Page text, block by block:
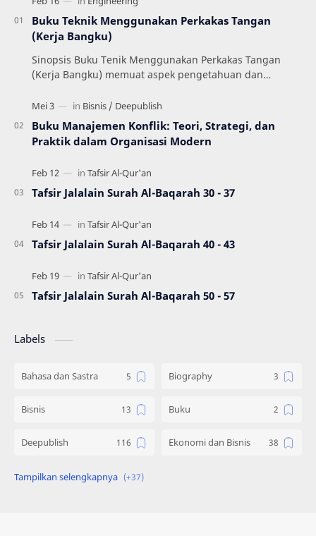
Buku Teknik Menggunakan Perkakas Tangan
(Kerja Bangku)
Sinopsis Buku Tenik Menggunakan Perkakas Tangan
(Kerja Bangku) memuat aspek pengetahuan dan
mengacu pada …
Buku Manajemen Konflik: Teori, Strategi, dan
Praktik dalam Organisasi Modern
Tafsir Jalalain Surah Al-Baqarah 30 - 37
Tafsir Jalalain Surah Al-Baqarah 40 - 43
Tafsir Jalalain Surah Al-Baqarah 50 - 57
Labels
Bahasa dan Sastra Biography
Bisnis Buku
Deepublish Ekonomi dan Bisnis
Engineering